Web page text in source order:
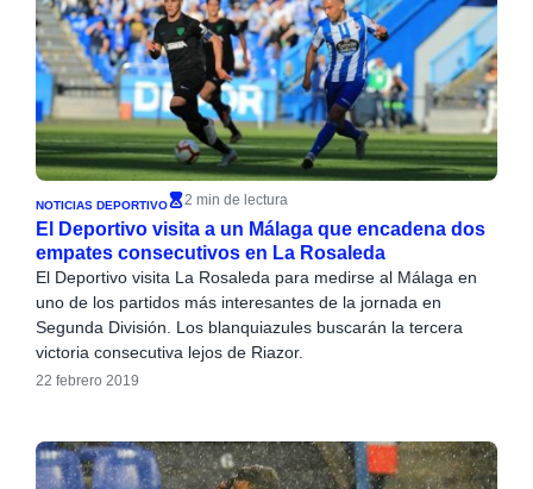
NOTICIAS DEPORTIVO 2 min de lectura
El Deportivo visita a un Málaga que encadena dos
empates consecutivos en La Rosaleda
El Deportivo visita La Rosaleda para medirse al Málaga en
uno de los partidos más interesantes de la jornada en
Segunda División. Los blanquiazules buscarán la tercera
victoria consecutiva lejos de Riazor.
22 febrero 2019